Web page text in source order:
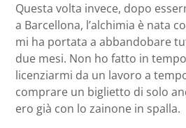
Questa volta invece, dopo
a Barcellona, l’alchimia è nata
mi ha portata a abbandobare
due mesi. Non ho fatto in
licenziarmi da un lavoro a
comprare un biglietto di solo
ero già con lo zainone in spalla.